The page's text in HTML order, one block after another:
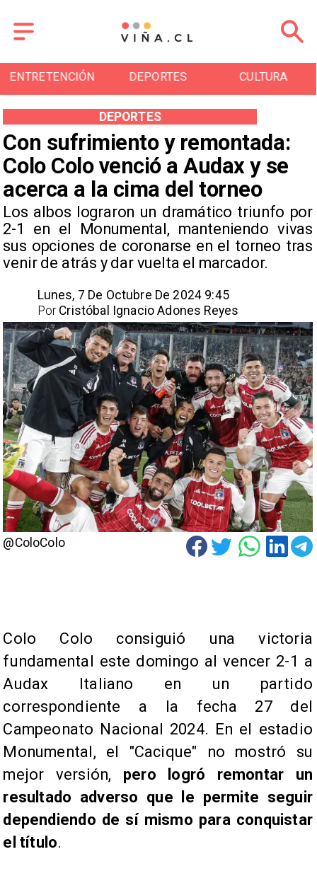
ENTRETENCIÓN DEPORTES CULTURA
Con sufrimiento y remontada:
Colo Colo venció a Audax y se
acerca a la cima del torneo
Los albos lograron un dramático triunfo por
2-1 en el Monumental, manteniendo vivas
sus opciones de coronarse en el torneo tras
venir de atrás y dar vuelta el marcador.
DEPORTES
Lunes, 7 De Octubre De 2024 9:45
Cristóbal Ignacio Adones Reyes
Por
@ColoColo
Colo Colo consiguió una victoria
fundamental este domingo al vencer 2-1 a
Audax Italiano en un partido
correspondiente a la fecha 27 del
Campeonato Nacional 2024. En el estadio
Monumental, el "Cacique" no mostró su
mejor versión, pero logró remontar un
resultado adverso que le permite seguir
dependiendo de sí mismo para conquistar
el título.